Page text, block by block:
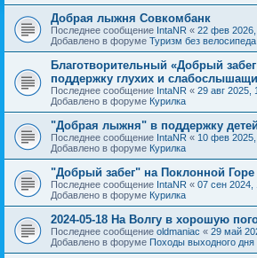
Добрая лыжня Совкомбанк
Последнее сообщение IntaNR « 22 фев
Добавлено в форуме Туризм без велосипеда
Благотворительный «Добрый
поддержку глухих и
Последнее сообщение IntaNR « 29 авг 2025,
Добавлено в форуме Курилка
"Добрая лыжня" в поддержку
Последнее сообщение IntaNR « 10 фев
Добавлено в форуме Курилка
"Добрый забег" на Поклонной Горе
Последнее сообщение IntaNR « 07 сен 2024,
Добавлено в форуме Курилка
2024-05-18 На Волгу в хорошую
Последнее сообщение oldmaniac « 29 май
Добавлено в форуме Походы выходного дня